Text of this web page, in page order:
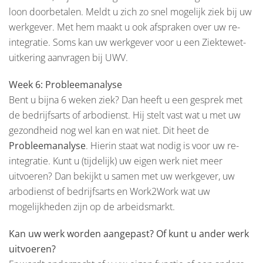
loon doorbetalen. Meldt u zich zo snel mogelijk ziek bij uw
werkgever. Met hem maakt u ook afspraken over uw re-
integratie. Soms kan uw werkgever voor u een Ziektewet-
uitkering aanvragen bij UWV.
Week 6: Probleemanalyse
Bent u bijna 6 weken ziek? Dan heeft u een gesprek met
de bedrijfsarts of arbodienst. Hij stelt vast wat u met uw
gezondheid nog wel kan en wat niet. Dit heet de
Probleemanalyse. Hierin staat wat nodig is voor uw re-
integratie. Kunt u (tijdelijk) uw eigen werk niet meer
uitvoeren? Dan bekijkt u samen met uw werkgever, uw
arbodienst of bedrijfsarts en Work2Work wat uw
mogelijkheden zijn op de arbeidsmarkt.
Kan uw werk worden aangepast? Of kunt u ander werk
uitvoeren?